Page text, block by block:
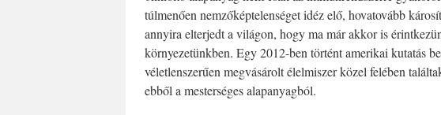
túlmenően nemzőképtelenséget idéz elő, hovatovább
annyira elterjedt a világon, hogy ma már akkor is
környezetünkben. Egy 2012-ben történt amerikai kutatás
véletlenszerűen megvásárolt élelmiszer közel felében
ebből a mesterséges alapanyagból.